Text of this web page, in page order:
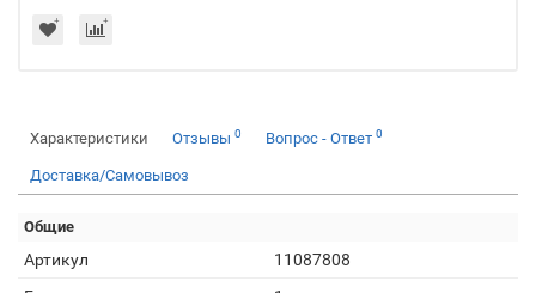
Характеристики Отзывы 0 Вопрос - Ответ 0
Доставка/Самовывоз
Общие
Артикул
11087808